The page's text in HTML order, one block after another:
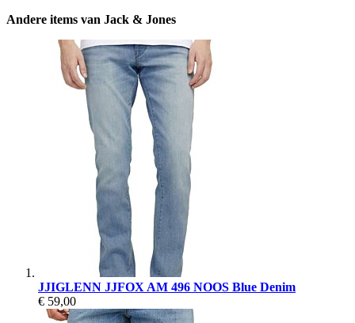
Andere items van Jack & Jones
JJIGLENN JJFOX AM 496 NOOS Blue Denim
€ 59,00